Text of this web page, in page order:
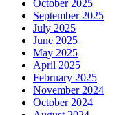
October 2025
September 2025
July 2025
June 2025
May 2025
April 2025
February 2025
November 2024
October 2024